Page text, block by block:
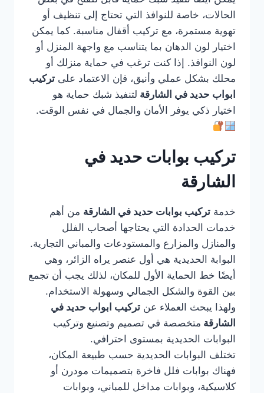
الحالات، خاصة للنوافذ التي تحتاج إلى تنظيف أو
تهوية مستمرة، مع تركيب أقفال مناسبة. كما يمكن
اختيار لون الدهان بما يتناسب مع واجهة المنزل أو
لون النوافذ. إذا كنت ترغب في حماية منزلك أو
محلك بشكل عملي وأنيق، فإن الاعتماد على تركيب
ابواب حديد في الشارقة لتنفيذ شبك حماية هو
اختيار ذكي يوفر الأمان والجمال في نفس الوقت.
تركيب بوابات حديد في
الشارقة
خدمة تركيب بوابات حديد في الشارقة من أهم
خدمات الحدادة التي يحتاجها أصحاب الفلل
والمنازل والمزارع والمستودعات والمباني التجارية.
البوابة الحديدية هي أول عنصر يراه الزائر، وهي
أيضًا خط الحماية الأول للمكان، لذلك يجب أن تجمع
بين القوة والشكل الجمالي وسهولة الاستخدام.
ولهذا يبحث العملاء عن تركيب ابواب حديد في
الشارقة متخصصة في تصميم وتصنيع وتركيب
البوابات الحديدية بمستوى احترافي.
تختلف البوابات الحديدية حسب طبيعة المكان،
فهناك بوابات فلل فاخرة بتصميمات مودرن أو
كلاسيكية، وبوابات مداخل للمباني، وبوابات